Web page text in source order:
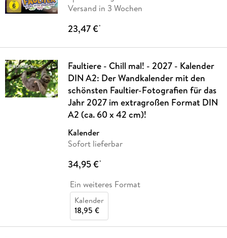
Versand in 3 Wochen
23,47 €*
Faultiere - Chill mal! - 2027 - Kalender
DIN A2: Der Wandkalender mit den
schönsten Faultier-Fotografien für das
Jahr 2027 im extragroßen Format DIN
A2 (ca. 60 x 42 cm)!
Kalender
Sofort lieferbar
34,95 €*
Ein weiteres Format
Kalender
18,95 €